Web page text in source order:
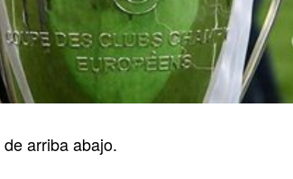
de arriba abajo.